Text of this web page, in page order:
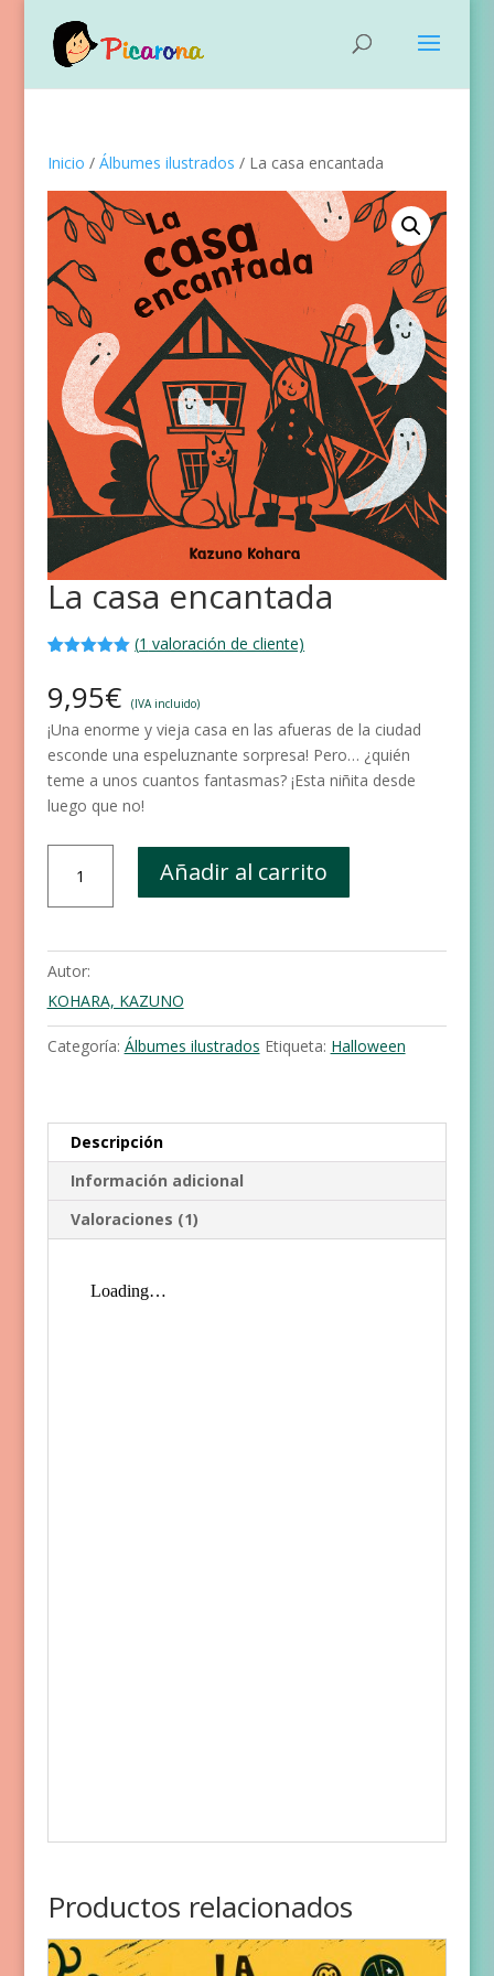
Inicio / Álbumes ilustrados / La casa encantada
La casa encantada
5 en base
valoración
de un
(1 valoración de cliente)
9,95€ (IVA incluido)
¡Una enorme y vieja casa en las afueras de la ciudad
esconde una espeluznante sorpresa! Pero… ¿quién
teme a unos cuantos fantasmas? ¡Esta niñita desde
luego que no!
casa
encantada
Añadir al carrito
Autor:
KOHARA, KAZUNO
Categoría: Álbumes ilustrados Etiqueta: Halloween
Descripción
Información adicional
Valoraciones (1)
Productos relacionados